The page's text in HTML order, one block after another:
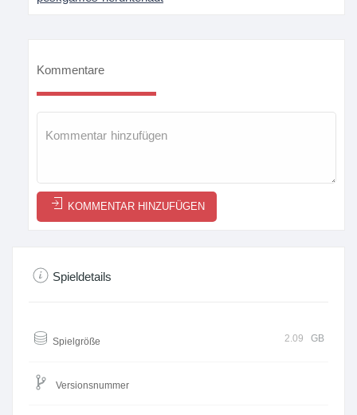
Kommentare
KOMMENTAR HINZUFÜGEN
Spieldetails
Spielgröße 2.09 GB
Versionsnummer